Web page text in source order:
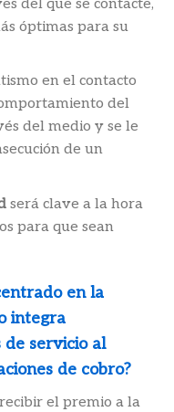
del que se contacte,
óptimas para su
en el contacto
del
del medio y se le
de un
será clave a la hora
para que sean
en la
integra
servicio al
de cobro?
el premio a la